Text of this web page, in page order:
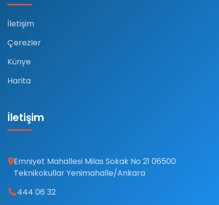
İletişim
Çerezler
Künye
Harita
İletişim
Emniyet Mahallesi Milas Sokak No 21 06500
Teknikokullar Yenimahalle/Ankara
444 06 32